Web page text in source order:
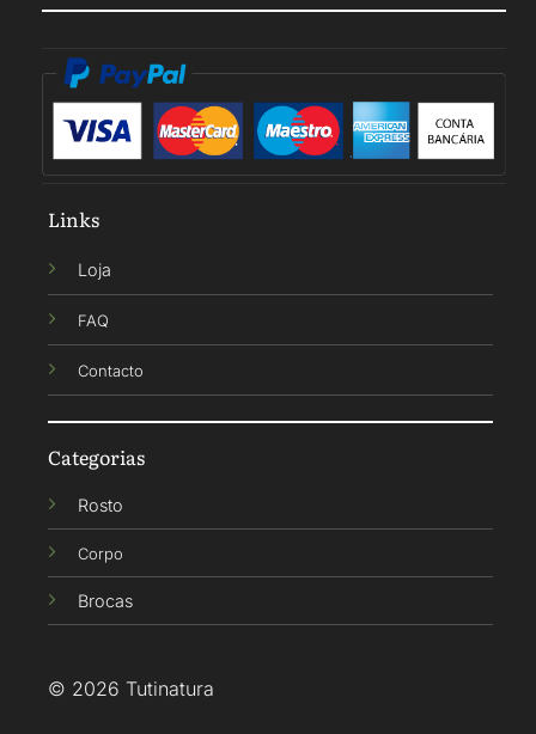
Links
Loja
FAQ
Contacto
Categorias
Rosto
Corpo
Brocas
© 2026 Tutinatura